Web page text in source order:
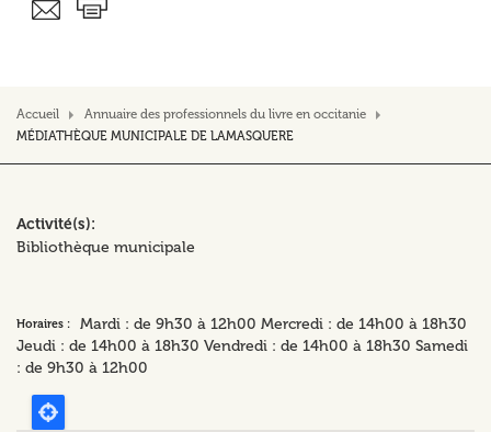
Accueil
Annuaire des professionnels du livre en occitanie
MÉDIATHÈQUE MUNICIPALE DE LAMASQUERE
Activité(s)
Bibliothèque municipale
Horaires :
Mardi : de 9h30 à 12h00 Mercredi : de 14h00 à 18h30
Jeudi : de 14h00 à 18h30 Vendredi : de 14h00 à 18h30 Samedi
: de 9h30 à 12h00